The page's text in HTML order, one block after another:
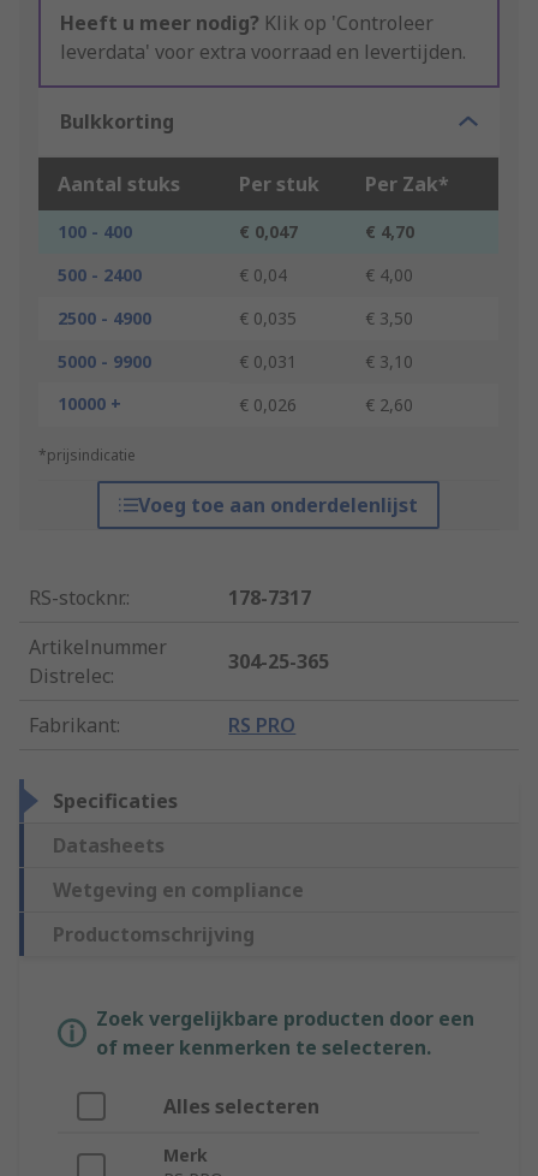
Heeft u meer nodig? Klik op 'Controleer
leverdata' voor extra voorraad en levertijden.
Bulkkorting
Aantal stuks Per stuk Per Zak*
100 - 400 € 0,047
€ 4,70
500 - 2400
€ 0,04
€ 4,00
2500 - 4900
€ 0,035
€ 3,50
5000 - 9900
€ 0,031
€ 3,10
10000 +
€ 0,026 € 2,60
*prijsindicatie
Voeg toe aan onderdelenlijst
RS-stocknr.:
178-7317
Artikelnummer
Distrelec:
304-25-365
Fabrikant: RS PRO
Specificaties
Datasheets
Wetgeving en compliance
Productomschrijving
Zoek vergelijkbare producten door een
of meer kenmerken te selecteren.
Alles selecteren
Merk